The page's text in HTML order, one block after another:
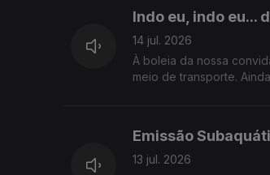
Indo eu, indo eu...
14 jul. 2026
À boleia da nossa
meio de transporte.
Emissão
13 jul. 2026